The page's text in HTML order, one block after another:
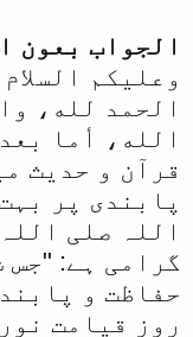
الجواب بعون
وعلیکم
الحمد لله،
الله، أما
قرآن و حدیث
پابندی پر
اللہ صلی
گرامی ہے: "جس
حفاظت و
روزِ قیامت